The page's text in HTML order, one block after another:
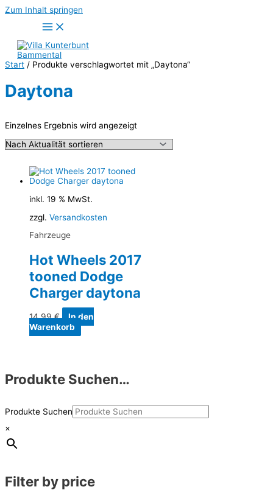
Zum Inhalt springen
Start / Produkte verschlagwortet mit „Daytona“
Daytona
Einzelnes Ergebnis wird angezeigt
inkl. 19 % MwSt.
zzgl. Versandkosten
Fahrzeuge
Hot Wheels 2017
tooned Dodge
Charger daytona
14,99€
In den
Warenkorb
Produkte Suchen…
Produkte Suchen
×
Filter by price